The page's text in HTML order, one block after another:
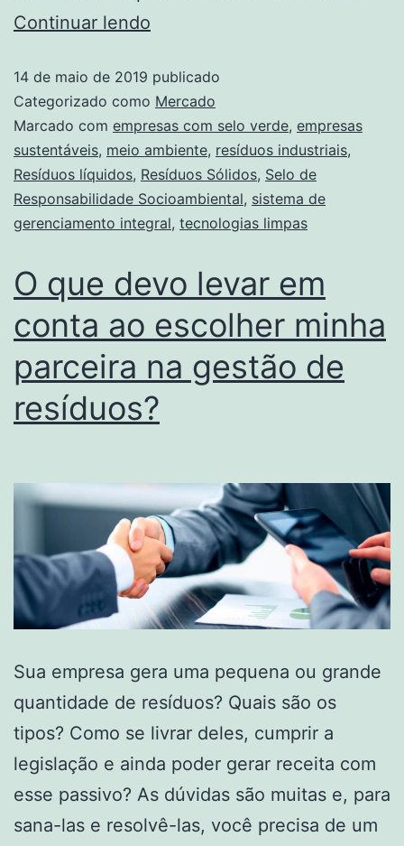
Continuar lendo
14 de maio de 2019 publicado
Categorizado como Mercado
Marcado com empresas com selo verde, empresas
sustentáveis, meio ambiente, resíduos industriais,
Resíduos líquidos, Resíduos Sólidos, Selo de
Responsabilidade Socioambiental, sistema de
gerenciamento integral, tecnologias limpas
O que devo levar em
conta ao escolher minha
parceira na gestão de
resíduos?
Sua empresa gera uma pequena ou grande
quantidade de resíduos? Quais são os
tipos? Como se livrar deles, cumprir a
legislação e ainda poder gerar receita com
esse passivo? As dúvidas são muitas e, para
sana-las e resolvê-las, você precisa de um